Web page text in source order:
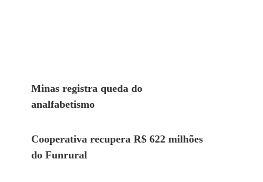
Minas registra queda do
analfabetismo
Cooperativa recupera R$ 622 milhões
do Funrural